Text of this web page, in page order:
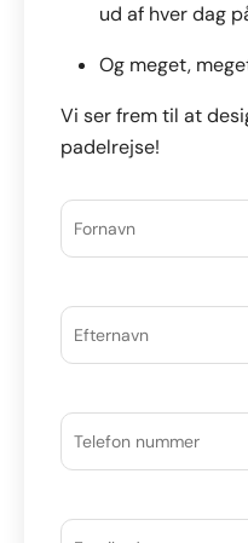
ud af hver dag
Og meget,
Vi ser frem til at
padelrejse!